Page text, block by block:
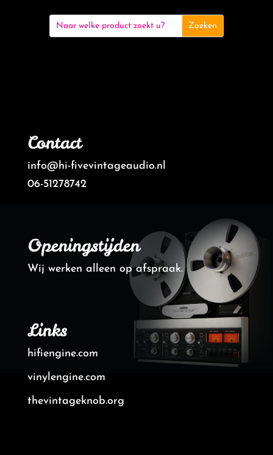
Contact
info@hi-fivevintageaudio.nl
06-51278742
Openingstijden
Wij werken alleen op afspraak.
Links
hifiengine.com
vinylengine.com
thevintageknob.org